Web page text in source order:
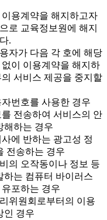
용계약을 해지하고자
로 교육정보원에 해지
.
자가 다음 각 호에 해당
이 이용계약을 해지하
서비스 제공을 중지할
번호를 사용한 경우
전송하여 서비스의 안
해하는 경우
에 반하는 광고성 정
전송하는 경우
의 오작동이나 정보 등
하는 컴퓨터 바이러스
포하는 경우
위원회로부터의 이용
인 경우